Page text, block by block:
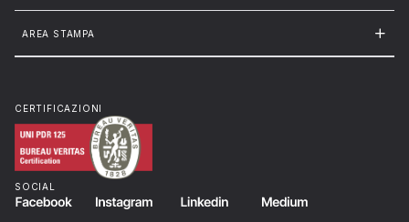
AREA STAMPA
CERTIFICAZIONI
SOCIAL